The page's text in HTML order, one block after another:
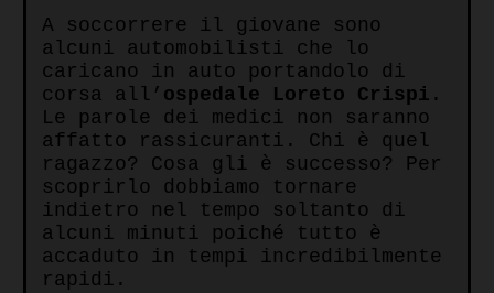
A soccorrere il giovane sono
alcuni automobilisti che lo
caricano in auto portandolo di
corsa all’ ospedale Loreto Crispi .
Le parole dei medici non saranno
affatto rassicuranti. Chi è quel
ragazzo? Cosa gli è successo? Per
scoprirlo dobbiamo tornare
indietro nel tempo soltanto di
alcuni minuti poiché tutto è
accaduto in tempi incredibilmente
rapidi.